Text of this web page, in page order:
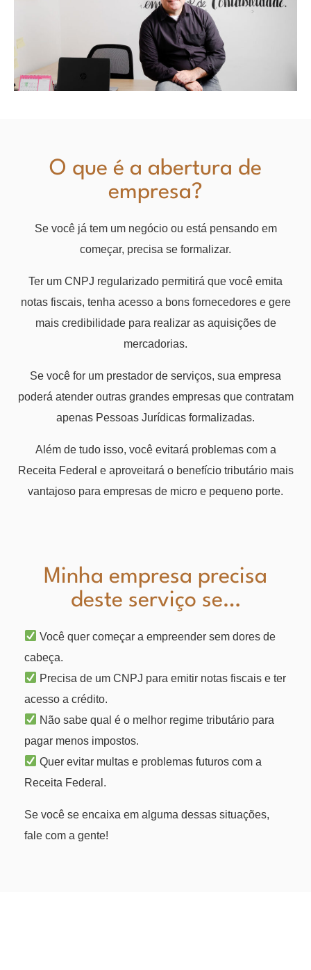
O que é a abertura de
empresa?
Se você já tem um negócio ou está pensando em
começar, precisa se formalizar.
Ter um CNPJ regularizado permitirá que você emita
notas fiscais, tenha acesso a bons fornecedores e gere
mais credibilidade para realizar as aquisições de
mercadorias.
Se você for um prestador de serviços, sua empresa
poderá atender outras grandes empresas que contratam
apenas Pessoas Jurídicas formalizadas.
Além de tudo isso, você evitará problemas com a
Receita Federal e aproveitará o benefício tributário mais
vantajoso para empresas de micro e pequeno porte.
Minha empresa precisa
deste serviço se…
Você quer começar a empreender sem dores de
cabeça.
Precisa de um CNPJ para emitir notas fiscais e ter
acesso a crédito.
Não sabe qual é o melhor regime tributário para
pagar menos impostos.
Quer evitar multas e problemas futuros com a
Receita Federal.
Se você se encaixa em alguma dessas situações,
fale com a gente!